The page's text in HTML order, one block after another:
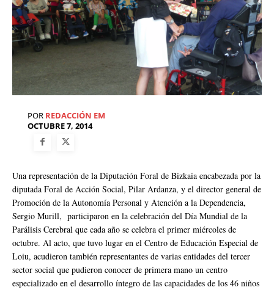
POR REDACCIÓN EM
OCTUBRE 7, 2014
Una representación de la Diputación Foral de Bizkaia encabezada por la
diputada Foral de Acción Social, Pilar Ardanza, y el director general de
Promoción de la Autonomía Personal y Atención a la Dependencia,
Sergio Murill, participaron en la celebración del Día Mundial de la
Parálisis Cerebral que cada año se celebra el primer miércoles de
octubre. Al acto, que tuvo lugar en el Centro de Educación Especial de
Loiu, acudieron también representantes de varias entidades del tercer
sector social que pudieron conocer de primera mano un centro
especializado en el desarrollo íntegro de las capacidades de los 46 niños